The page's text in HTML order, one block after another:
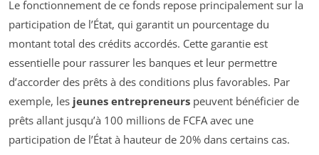
Le fonctionnement de ce fonds repose principalement sur la
participation de l’État, qui garantit un pourcentage du
montant total des crédits accordés. Cette garantie est
essentielle pour rassurer les banques et leur permettre
d’accorder des prêts à des conditions plus favorables. Par
exemple, les jeunes entrepreneurs peuvent bénéficier de
prêts allant jusqu’à 100 millions de FCFA avec une
participation de l’État à hauteur de 20% dans certains cas.